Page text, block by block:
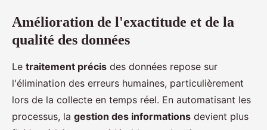
Amélioration de l'exactitude et de la
qualité des données
Le traitement précis des données repose sur
l'élimination des erreurs humaines, particulièrement
lors de la collecte en temps réel. En automatisant les
processus, la gestion des informations devient plus